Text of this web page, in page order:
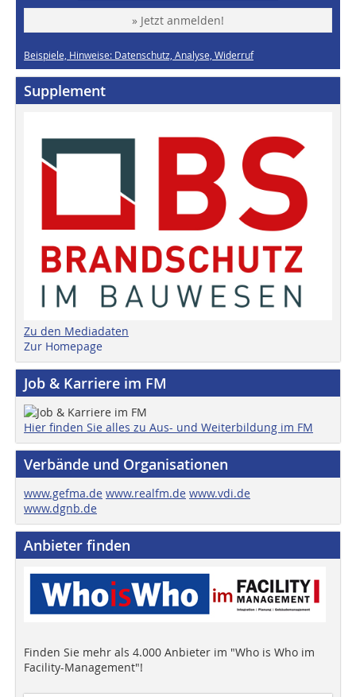
» Jetzt anmelden!
Beispiele, Hinweise: Datenschutz, Analyse, Widerruf
Supplement
Zu den Mediadaten
Zur Homepage
Job & Karriere im FM
Hier finden Sie alles zu Aus- und Weiterbildung im FM
Verbände und Organisationen
www.gefma.de www.realfm.de www.vdi.de
www.dgnb.de
Anbieter finden
Finden Sie mehr als 4.000 Anbieter im "Who is Who im
Facility-Management"!